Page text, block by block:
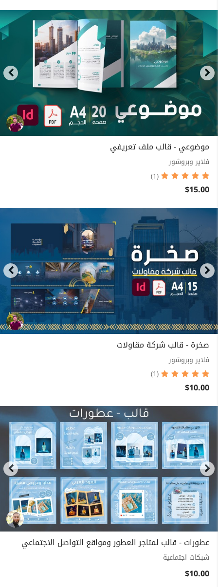
موضوعي - قالب ملف تعريفي
فلاير وبروشور
(1)
$15.00
صخرة - قالب شركة مقاولات
فلاير وبروشور
(1)
$10.00
عطورات - قالب لمتاجر العطور ومواقع التواصل الاجتماعي
شبكات اجتماعية
$10.00